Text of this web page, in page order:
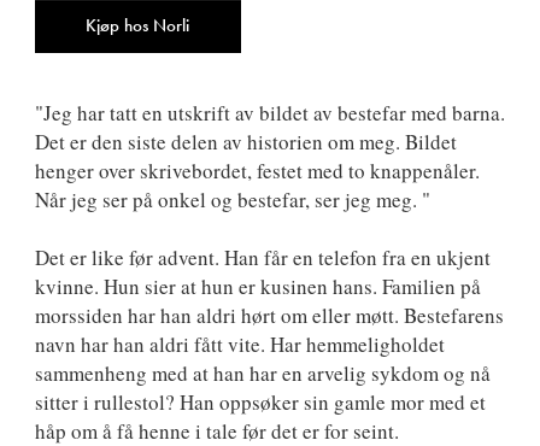
Kjøp hos Norli
"Jeg har tatt en utskrift av bildet av bestefar med barna.
Det er den siste delen av historien om meg. Bildet
henger over skrivebordet, festet med to knappenåler.
Når jeg ser på onkel og bestefar, ser jeg meg. "
Det er like før advent. Han får en telefon fra en ukjent
kvinne. Hun sier at hun er kusinen hans. Familien på
morssiden har han aldri hørt om eller møtt. Bestefarens
navn har han aldri fått vite. Har hemmeligholdet
sammenheng med at han har en arvelig sykdom og nå
sitter i rullestol? Han oppsøker sin gamle mor med et
håp om å få henne i tale før det er for seint.